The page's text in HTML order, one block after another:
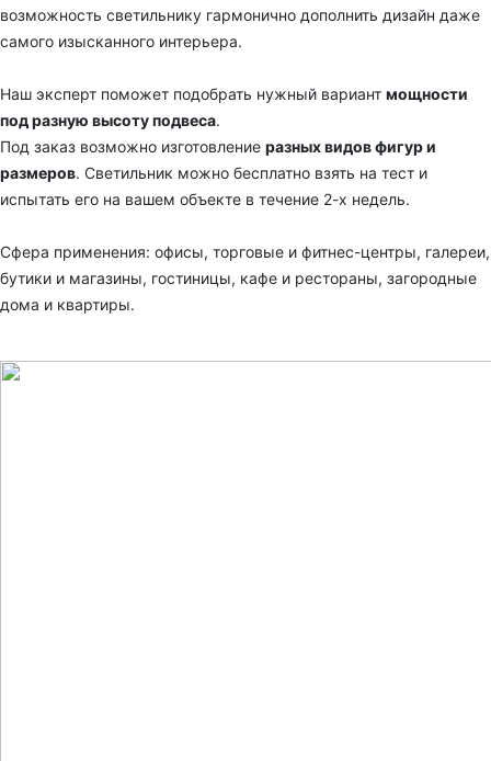
возможность светильнику гармонично дополнить дизайн даже
самого изысканного интерьера.
Наш эксперт поможет подобрать нужный вариант мощности
под разную высоту подвеса.
Под заказ возможно изготовление разных видов фигур и
размеров. Светильник можно бесплатно взять на тест и
испытать его на вашем объекте в течение 2-х недель.
Сфера применения: офисы, торговые и фитнес-центры, галереи,
бутики и магазины, гостиницы, кафе и рестораны, загородные
дома и квартиры.